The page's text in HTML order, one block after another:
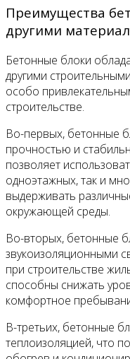
Преимущества
другими
Бетонные блоки
другими
особо
строительстве.
Во-первых, бетонные
прочностью и
позволяет
одноэтажных, так и
выдерживать
окружающей среды.
Во-вторых, бетонные
звукоизоляционными
при строительстве
способны снижать
комфортное
В-третьих, бетонные
теплоизоляцией, что